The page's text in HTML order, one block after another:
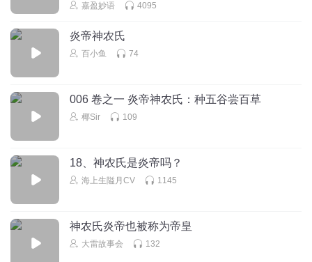
嘉盈妙语 4095
炎帝神农氏
百小鱼 74
006 卷之一 炎帝神农氏：种五谷尝百草
椰Sir 109
18、神农氏是炎帝吗？
海上生隘月CV 1145
神农氏炎帝也被称为帝皇
大雷故事会 132